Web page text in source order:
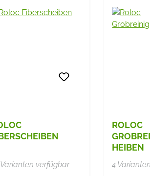
Varianten verfügbar
ROLOC
HEIBEN
4